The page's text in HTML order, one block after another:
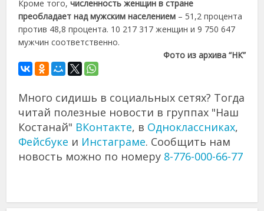
Кроме того,численность женщин в стране
преобладает над мужским населением – 51,2 процента
против 48,8 процента. 10 217 317 женщин и 9 750 647
мужчин соответственно.
Фото из архива “НК”
Много сидишь в социальных сетях? Тогда
читай полезные новости в группах "Наш
Костанай" ВКонтакте, в Одноклассниках,
Фейсбуке и Инстаграме. Сообщить нам
новость можно по номеру 8-776-000-66-77